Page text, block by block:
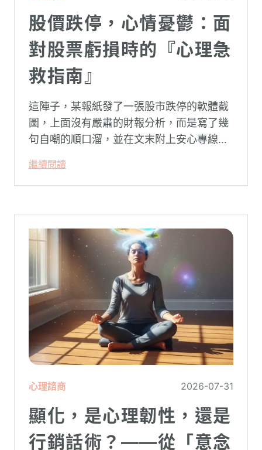
股價跌停，心情憂鬱：面
對股票虧損時的『心理急
救指南』
這陣子，某報紙發了一張股市跌停的軟體截
圖，上面沒有嚴肅的財報分析，而是寫了幾
句自嘲的順口溜，並在文末附上安心專線與
被廣泛轉載。對許多投資人而言，螢幕上下
跌的數字背後，實質連結的是個人的財務壓
繼續閱讀
心理諮商 2026-07-31
顯化，是心理韌性，還是
行銷話術？——從「意念